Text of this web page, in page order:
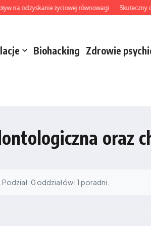
na odzyskanie życiowej równowagi Skuteczny
Biohacking Zdrowie
oraz
0 oddziałów i 1 poradni.